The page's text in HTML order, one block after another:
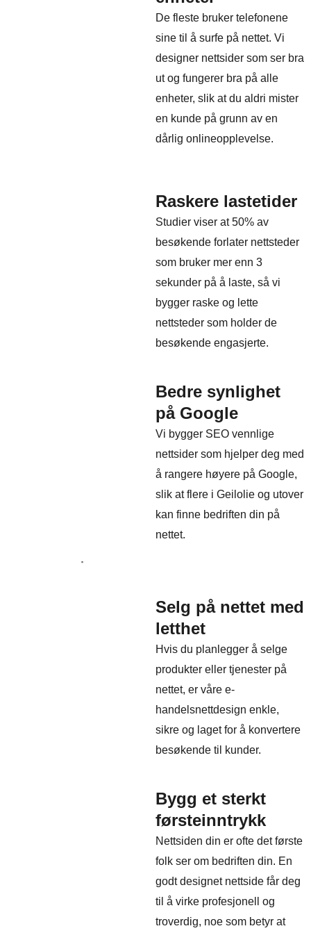
De fleste bruker telefonene
sine til å surfe på nettet. Vi
designer nettsider som ser bra
ut og fungerer bra på alle
enheter, slik at du aldri mister
en kunde på grunn av en
dårlig onlineopplevelse.
Raskere lastetider
Studier viser at 50% av
besøkende forlater nettsteder
som bruker mer enn 3
sekunder på å laste, så vi
bygger raske og lette
nettsteder som holder de
besøkende engasjerte.
Bedre synlighet
på Google
Vi bygger SEO vennlige
nettsider som hjelper deg med
å rangere høyere på Google,
slik at flere i Geilolie og utover
kan finne bedriften din på
nettet.
Selg på nettet med
letthet
Hvis du planlegger å selge
produkter eller tjenester på
nettet, er våre e-
handelsnettdesign enkle,
sikre og laget for å konvertere
besøkende til kunder.
Bygg et sterkt
førsteinntrykk
Nettsiden din er ofte det første
folk ser om bedriften din. En
godt designet nettside får deg
til å virke profesjonell og
troverdig, noe som betyr at